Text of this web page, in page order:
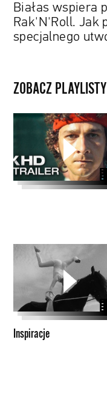
Białas wspiera
Rak'N'Roll. Jak
specjalnego
ZOBACZ PLAYLISTY
Inspiracje
Inspiracje